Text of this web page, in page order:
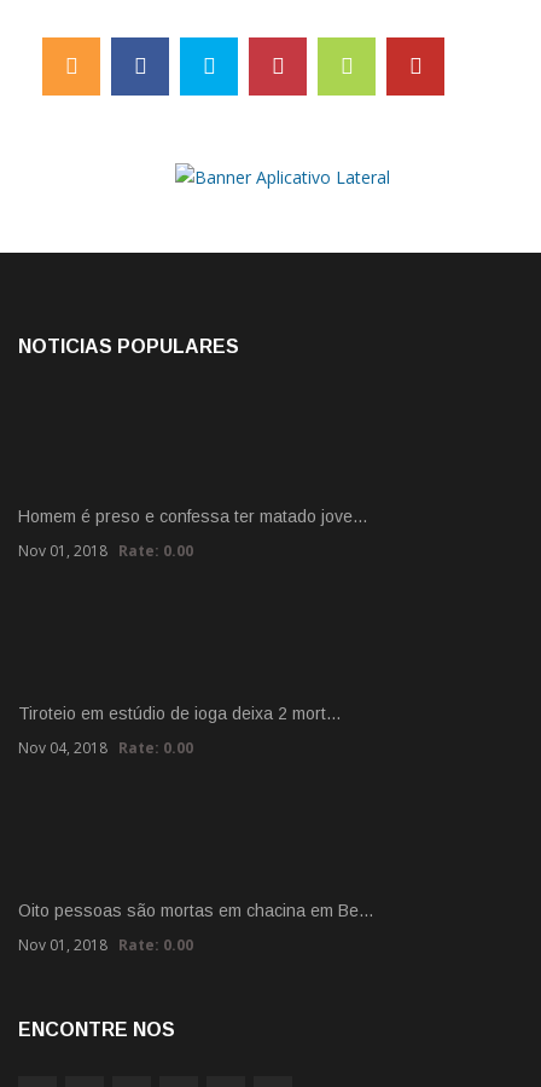
NOTICIAS POPULARES
Homem é preso e confessa ter matado jove…
Nov 01, 2018 Rate: 0.00
Tiroteio em estúdio de ioga deixa 2 mort…
Nov 04, 2018 Rate: 0.00
Oito pessoas são mortas em chacina em Be…
Nov 01, 2018 Rate: 0.00
ENCONTRE NOS